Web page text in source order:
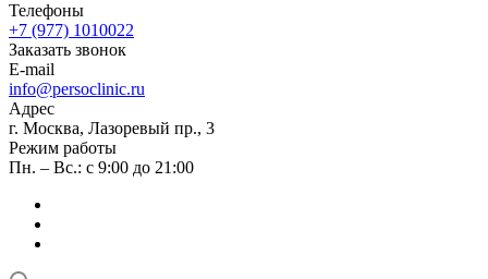
Телефоны
+7 (977) 1010022
Заказать звонок
E-mail
info@persoclinic.ru
Адрес
г. Москва, Лазоревый пр., 3
Режим работы
Пн. – Вс.: с 9:00 до 21:00